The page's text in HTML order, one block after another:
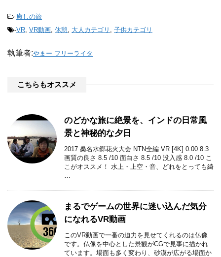
-癒しの旅
-VR VR動画 休憩 大人カテゴリ 子供カテゴリ
執筆者:やまー フリーライタ
こちらもオススメ
のどかな旅に絶景を、インドの日常風
景と神秘的な夕日
2017 桑名水郷花火大会 NTN全編 VR [4K] 0.00 8.3
画質の良さ 8.5 /10 面白さ 8.5 /10 没入感 8.0 /10 こ
こがオススメ！ 水上・上空・音、どれをとっても綺
まるでゲームの世界に迷い込んだ気分
になれるVR動画
このVR動画で一番の迫力を見せてくれるのは仏像
です。仏像を中心とした景観がCGで見事に描かれ
ています。場面も多く変わり、砂漠が広がる場面か